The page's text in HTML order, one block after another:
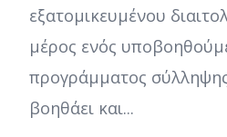
εξατομικευμένου
μέρος ενός
προγράμματος
βοηθάει και...